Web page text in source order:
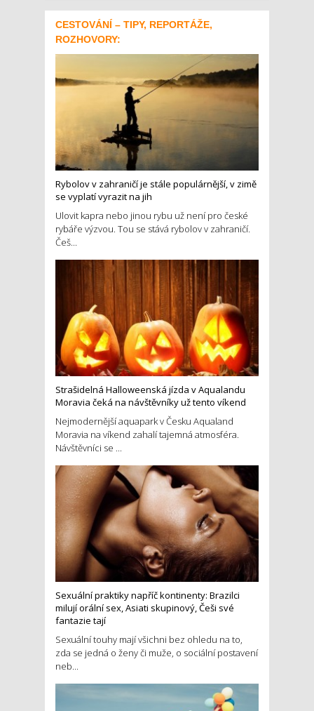
CESTOVÁNÍ – TIPY, REPORTÁŽE,
ROZHOVORY:
Rybolov v zahraničí je stále populárnější, v zimě
se vyplatí vyrazit na jih
Ulovit kapra nebo jinou rybu už není pro české
rybáře výzvou. Tou se stává rybolov v zahraničí.
Češ...
Strašidelná Halloweenská jízda v Aqualandu
Moravia čeká na návštěvníky už tento víkend
Nejmodernější aquapark v Česku Aqualand
Moravia na víkend zahalí tajemná atmosféra.
Návštěvníci se ...
Sexuální praktiky napříč kontinenty: Brazilci
milují orální sex, Asiati skupinový, Češi své
fantazie tají
Sexuální touhy mají všichni bez ohledu na to,
zda se jedná o ženy či muže, o sociální postavení
neb...